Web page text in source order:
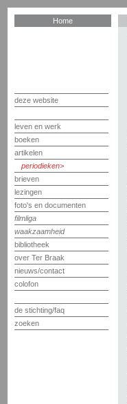
Home
deze website
leven en werk
boeken
artikelen
periodieken
brieven
lezingen
foto's en documenten
filmliga
waakzaamheid
bibliotheek
over Ter Braak
nieuws/contact
colofon
de stichting/faq
zoeken